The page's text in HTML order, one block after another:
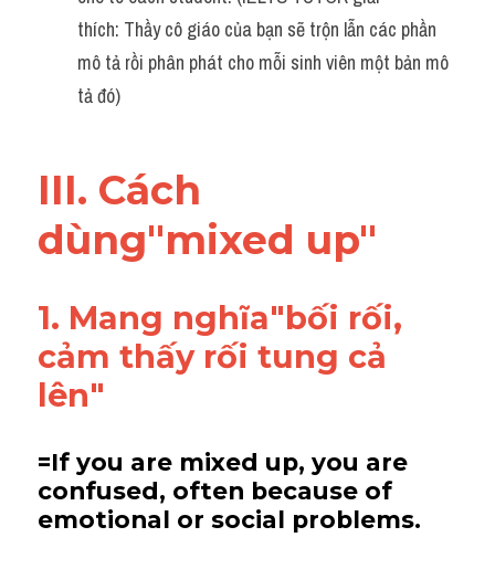
thích: Thầy cô giáo của bạn sẽ trộn lẫn các phần
mô tả rồi phân phát cho mỗi sinh viên một bản mô
tả đó)
III. Cách
dùng"mixed up"
1. Mang nghĩa"bối rối,
cảm thấy rối tung cả
lên"
=If you are mixed up, you are
confused, often because of
emotional or social problems.